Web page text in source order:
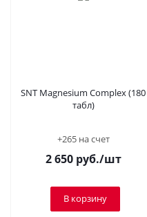
SNT Magnesium Complex (180
табл)
+265 на счет
2 650руб./шт
В корзину